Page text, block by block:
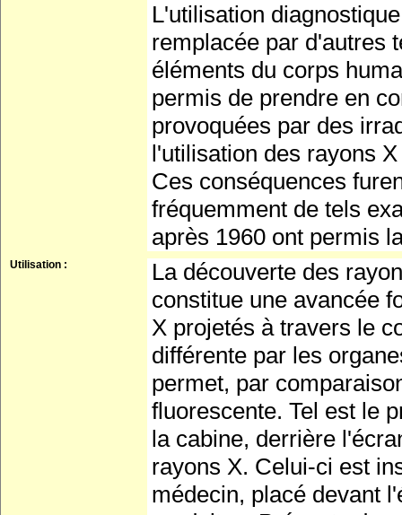
L'utilisation
remplacée par d'autres
éléments du corps
permis de prendre en
provoquées par des
l'utilisation des rayons
Ces conséquences
fréquemment de tels
après 1960 ont permis
Utilisation :
La découverte des
constitue une avancée
X projetés à travers le
différente par les
permet, par
fluorescente. Tel est le
la cabine, derrière
rayons X. Celui-ci est
médecin, placé devant